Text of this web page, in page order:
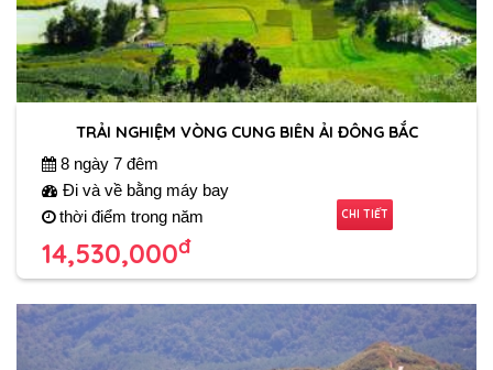
TRẢI NGHIỆM VÒNG CUNG BIÊN ẢI ĐÔNG BẮC
8 ngày 7 đêm
Đi và về bằng máy bay
thời điểm trong năm
14,530,000đ
CHI TIẾT